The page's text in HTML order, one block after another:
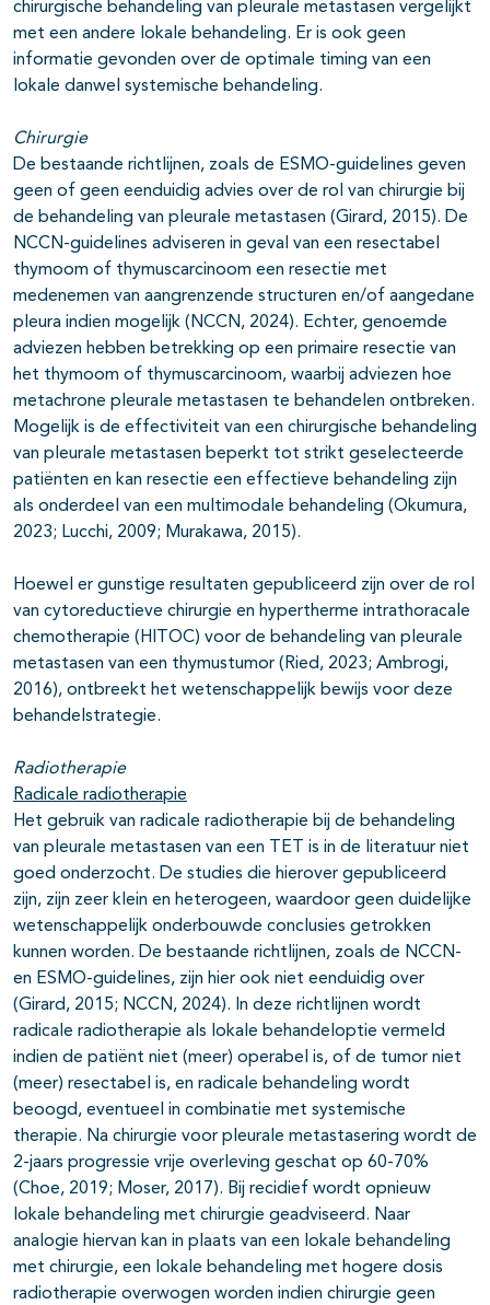
chirurgische behandeling van pleurale metastasen vergelijkt
met een andere lokale behandeling. Er is ook geen
informatie gevonden over de optimale timing van een
lokale danwel systemische behandeling.
Chirurgie
De bestaande richtlijnen, zoals de ESMO-guidelines geven
geen of geen eenduidig advies over de rol van chirurgie bij
de behandeling van pleurale metastasen (Girard, 2015). De
NCCN-guidelines adviseren in geval van een resectabel
thymoom of thymuscarcinoom een resectie met
medenemen van aangrenzende structuren en/of aangedane
pleura indien mogelijk (NCCN, 2024). Echter, genoemde
adviezen hebben betrekking op een primaire resectie van
het thymoom of thymuscarcinoom, waarbij adviezen hoe
metachrone pleurale metastasen te behandelen ontbreken.
Mogelijk is de effectiviteit van een chirurgische behandeling
van pleurale metastasen beperkt tot strikt geselecteerde
patiënten en kan resectie een effectieve behandeling zijn
als onderdeel van een multimodale behandeling (Okumura,
2023; Lucchi, 2009; Murakawa, 2015).
Hoewel er gunstige resultaten gepubliceerd zijn over de rol
van cytoreductieve chirurgie en hypertherme intrathoracale
chemotherapie (HITOC) voor de behandeling van pleurale
metastasen van een thymustumor (Ried, 2023; Ambrogi,
2016), ontbreekt het wetenschappelijk bewijs voor deze
behandelstrategie.
Radiotherapie
Radicale radiotherapie
Het gebruik van radicale radiotherapie bij de behandeling
van pleurale metastasen van een TET is in de literatuur niet
goed onderzocht. De studies die hierover gepubliceerd
zijn, zijn zeer klein en heterogeen, waardoor geen duidelijke
wetenschappelijk onderbouwde conclusies getrokken
kunnen worden. De bestaande richtlijnen, zoals de NCCN-
en ESMO-guidelines, zijn hier ook niet eenduidig over
(Girard, 2015; NCCN, 2024). In deze richtlijnen wordt
radicale radiotherapie als lokale behandeloptie vermeld
indien de patiënt niet (meer) operabel is, of de tumor niet
(meer) resectabel is, en radicale behandeling wordt
beoogd, eventueel in combinatie met systemische
therapie. Na chirurgie voor pleurale metastasering wordt de
2-jaars progressie vrije overleving geschat op 60-70%
(Choe, 2019; Moser, 2017). Bij recidief wordt opnieuw
lokale behandeling met chirurgie geadviseerd. Naar
analogie hiervan kan in plaats van een lokale behandeling
met chirurgie, een lokale behandeling met hogere dosis
radiotherapie overwogen worden indien chirurgie geen